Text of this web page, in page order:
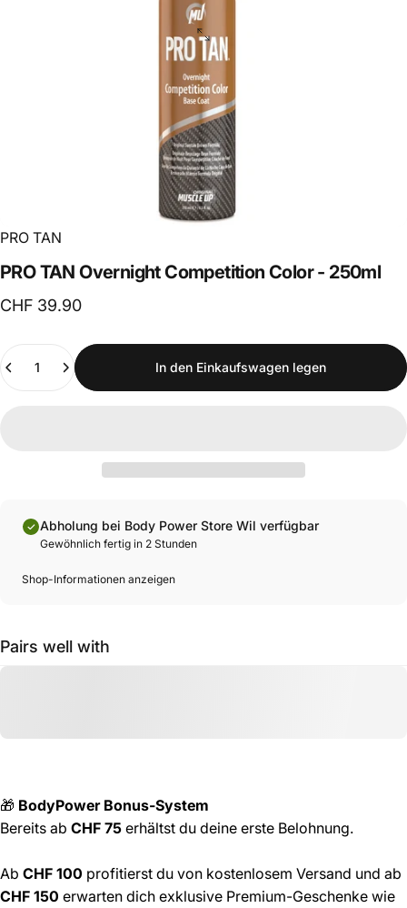
PRO TAN
PROTAN OvernightCompetition Color - 250ml
CHF 39.90
Anzahl
In den Einkaufswagen legen
Abholung bei Body Power Store Wil verfügbar
Gewöhnlich fertig in 2 Stunden
Shop-Informationen anzeigen
Pairs well with
🎁 BodyPower Bonus-System
Bereits ab CHF 75 erhältst du deine erste Belohnung.
Ab CHF 100 profitierst du von kostenlosem Versand und ab
CHF 150 erwarten dich exklusive Premium-Geschenke wie